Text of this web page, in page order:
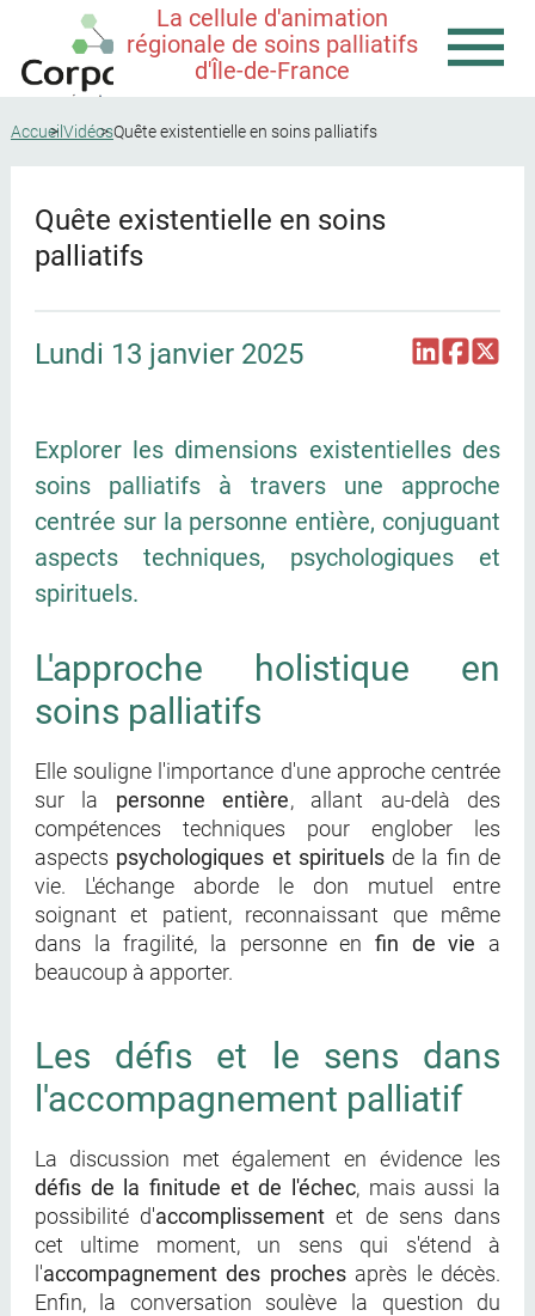
La cellule d'animation
régionale de soins palliatifs
d'Île-de-France
Accueil VidéosQuête existentielle en soins palliatifs
Quête existentielle en soins
palliatifs
Lundi 13 janvier 2025
Explorer les dimensions existentielles des
soins palliatifs à travers une approche
centrée sur la personne entière, conjuguant
aspects techniques, psychologiques et
spirituels.
L'approche holistique en
soins palliatifs
Elle souligne l'importance d'une approche centrée
sur la personne entière, allant au-delà des
compétences techniques pour englober les
aspects psychologiques et spirituelsde la fin de
vie. L'échange aborde le don mutuel entre
soignant et patient, reconnaissant que même
dans la fragilité, la personne enfin de vie a
beaucoup à apporter.
Les défis et le sens dans
l'accompagnement palliatif
La discussion met également en évidence les
défis de la finitude et de l'échec, mais aussi la
possibilité d'accomplissement et de sens dans
cet ultime moment, un sens qui s'étend à
l'accompagnement des prochesaprès le décès.
Enfin, la conversation soulève la question du